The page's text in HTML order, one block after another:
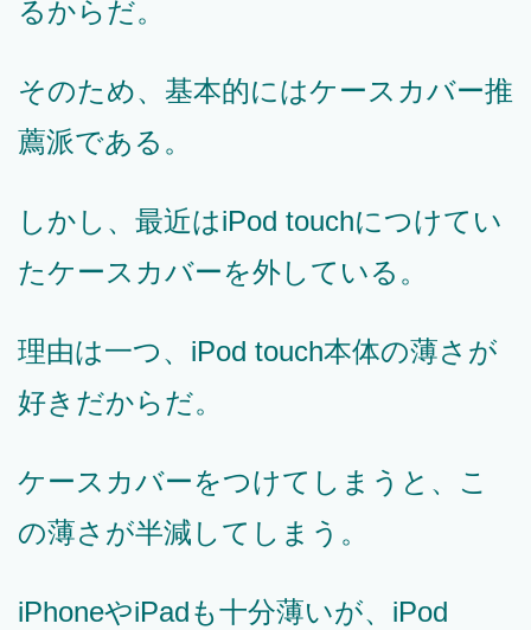
るからだ。
そのため、基本的にはケースカバー推
薦派である。
しかし、最近はiPod touchにつけてい
たケースカバーを外している。
理由は一つ、iPod touch本体の薄さが
好きだからだ。
ケースカバーをつけてしまうと、こ
の薄さが半減してしまう。
iPhoneやiPadも十分薄いが、iPod